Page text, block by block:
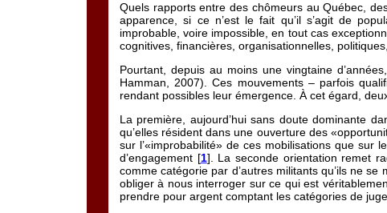
Quels rapports entre des chômeurs au Québec,
apparence, si ce n’est le fait qu’il s’agit de
improbable, voire impossible, en tout cas
cognitives, financières, organisationnelles,
Pourtant, depuis au moins une vingtaine
Hamman, 2007). Ces mouvements – parfois
rendant possibles leur émergence. À cet égard,
La première, aujourd’hui sans doute dominante
qu’elles résident dans une ouverture des
sur l’«improbabilité» de ces mobilisations que sur
d’engagement [1]. La seconde orientation remet
comme catégorie par d’autres militants qu’ils ne
obliger à nous interroger sur ce qui est
prendre pour argent comptant les catégories de